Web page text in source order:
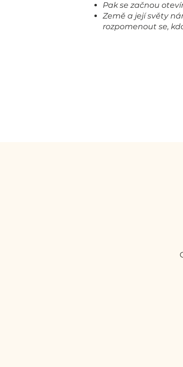
Pak se začnou
Země a její světy
rozpomenout se,